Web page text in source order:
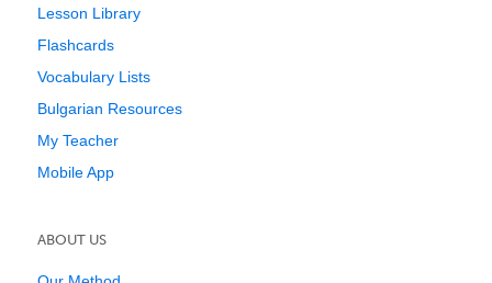
Lesson Library
Flashcards
Vocabulary Lists
Bulgarian Resources
My Teacher
Mobile App
ABOUT US